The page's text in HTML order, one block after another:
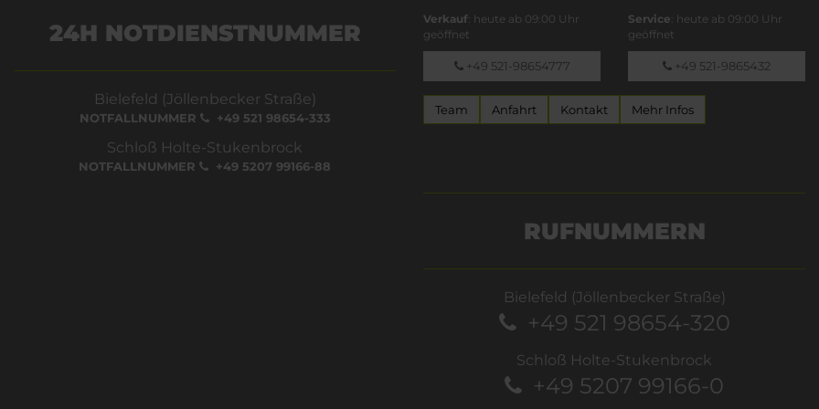
24H NOTDIENSTNUMMER
Bielefeld (Jöllenbecker Straße)
NOTFALLNUMMER +49 521 98654-333
Schloß Holte-Stukenbrock
NOTFALLNUMMER +49 5207 99166-88
Verkauf: heute ab 09:00 Uhr
geöffnet
+49 521-98654777
Service: heute ab 09:00 Uhr
geöffnet
+49 521-9865432
Team Anfahrt Kontakt Mehr Infos
RUFNUMMERN
Bielefeld (Jöllenbecker Straße)
+49 521 98654-320
Schloß Holte-Stukenbrock
+49 5207 99166-0